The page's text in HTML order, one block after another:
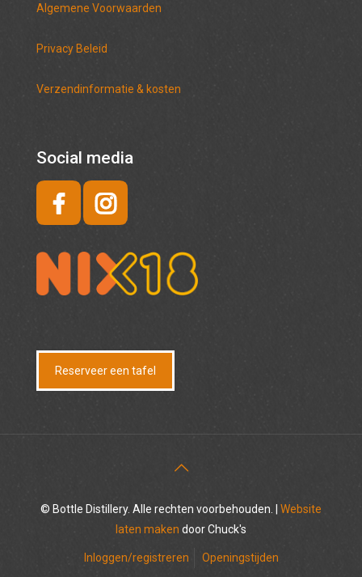
Algemene Voorwaarden
Privacy Beleid
Verzendinformatie & kosten
Social media
Reserveer een tafel
© Bottle Distillery. Alle rechten voorbehouden. | Website
laten maken door Chuck's
Inloggen/registreren Openingstijden